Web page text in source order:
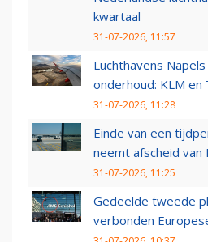
kwartaal
31-07-2026, 11:57
Luchthavens
onderhoud: KLM en
31-07-2026, 11:28
Einde van een
neemt afscheid van
31-07-2026, 11:25
Gedeelde tweede
verbonden